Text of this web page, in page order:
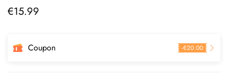
Prix
€15.99
Coupon -€20.00